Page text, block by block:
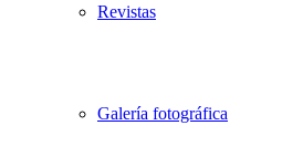
Revistas
Galería fotográfica